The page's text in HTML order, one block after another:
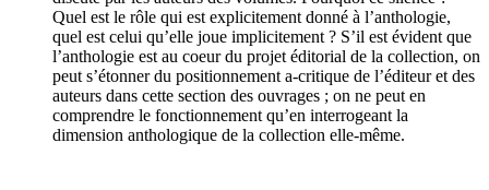
Quel est le rôle qui est explicitement donné à l’anthologie,
quel est celui qu’elle joue implicitement ? S’il est évident que
l’anthologie est au coeur du projet éditorial de la collection, on
peut s’étonner du positionnement a-critique de l’éditeur et des
auteurs dans cette section des ouvrages ; on ne peut en
comprendre le fonctionnement qu’en interrogeant la
dimension anthologique de la collection elle-même.